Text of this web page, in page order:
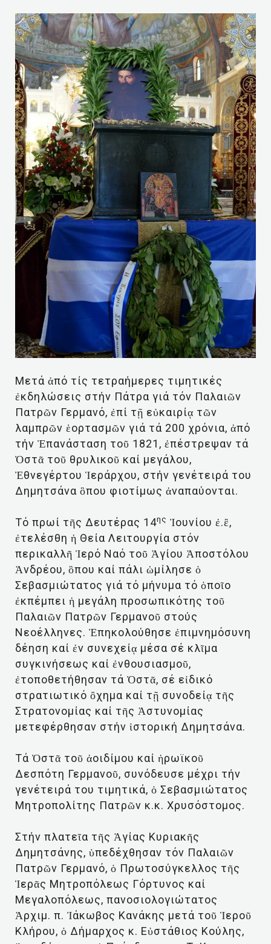
Μετά ἀπό τίς τετραήμερες τιμητικές
ἐκδηλώσεις στήν Πάτρα γιά τόν Παλαιῶν
Πατρῶν Γερμανό, ἐπί τῇ εὐκαιρίᾳ τῶν
λαμπρῶν ἑορτασμῶν γιά τά 200 χρόνια, ἀπό
τήν Ἐπανάσταση τοῦ 1821, ἐπέστρεψαν τά
Ὀστᾶ τοῦ θρυλικοῦ καί μεγάλου,
Ἐθνεγέρτου Ἱεράρχου, στήν γενέτειρά του
Δημητσάνα ὃπου φιοτίμως ἀναπαύονται.
Τό πρωί τῆς Δευτέρας 14ης Ἰουνίου ἐ.ἒ,
ἐτελέσθη ἡ Θεία Λειτουργία στόν
περικαλλῆ Ἱερό Ναό τοῦ Ἁγίου Ἀποστόλου
Ἀνδρέου, ὃπου καί πάλι ὡμίλησε ὁ
Σεβασμιώτατος γιά τό μήνυμα τό ὁποῖο
ἐκπέμπει ἡ μεγάλη προσωπικότης τοῦ
Παλαιῶν Πατρῶν Γερμανοῦ στούς
Νεοέλληνες. Ἐπηκολούθησε ἐπιμνημόσυνη
δέηση καί ἐν συνεχείᾳ μέσα σέ κλῖμα
συγκινήσεως καί ἐνθουσιασμοῦ,
ἐτοποθετήθησαν τά Ὀστᾶ, σέ εἰδικό
στρατιωτικό ὂχημα καί τῇ συνοδείᾳ τῆς
Στρατονομίας καί τῆς Ἀστυνομίας
μετεφέρθησαν στήν ἱστορική Δημητσάνα.
Τά Ὀστᾶ τοῦ ἀοιδίμου καί ἡρωϊκοῦ
Δεσπότη Γερμανοῦ, συνόδευσε μέχρι τήν
γενέτειρά του τιμητικά, ὁ Σεβασμιώτατος
Μητροπολίτης Πατρῶν κ.κ. Χρυσόστομος.
Στήν πλατεῖα τῆς Ἁγίας Κυριακῆς
Δημητσάνης, ὑπεδέχθησαν τόν Παλαιῶν
Πατρῶν Γερμανό, ὁ Πρωτοσύγκελλος τῆς
Ἱερᾶς Μητροπόλεως Γόρτυνος καί
Μεγαλοπόλεως, πανοσιολογιώτατος
Ἀρχιμ. π. Ἰάκωβος Κανάκης μετά τοῦ Ἱεροῦ
Κλήρου, ὁ Δήμαρχος κ. Εὐστάθιος Κούλης,